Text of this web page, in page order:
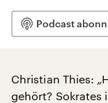
Podcast
Christian Thies:
gehört? Sokrates